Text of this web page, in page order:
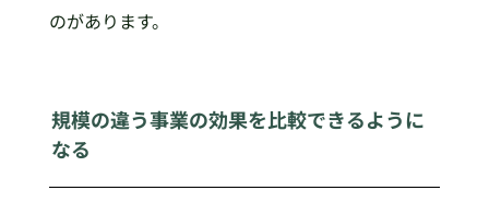
のがあります。
規模の違う事業の効果を比較できるように
なる